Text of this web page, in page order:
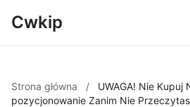
Cwkip
Strona główna /
UWAGA! Nie
pozycjonowanie Zanim Nie